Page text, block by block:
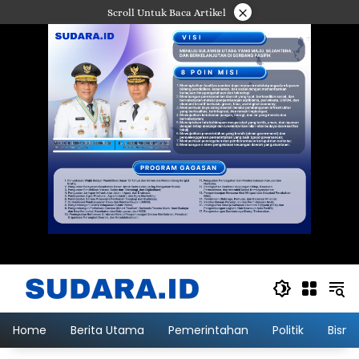
ke
Scroll Untuk Baca Artikel ×
Home Berita Utama Pemerintahan Politik